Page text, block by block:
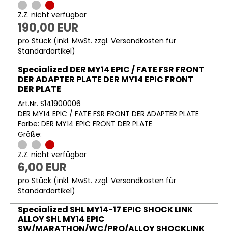
Z.Z. nicht verfügbar
190,00 EUR
pro Stück (inkl. MwSt. zzgl. Versandkosten für
Standardartikel)
Specialized DER MY14 EPIC / FATE FSR FRONT
DER ADAPTER PLATE DER MY14 EPIC FRONT
DER PLATE
Art.Nr. S141900006
DER MY14 EPIC / FATE FSR FRONT DER ADAPTER PLATE
Farbe: DER MY14 EPIC FRONT DER PLATE
Größe:
Z.Z. nicht verfügbar
6,00 EUR
pro Stück (inkl. MwSt. zzgl. Versandkosten für
Standardartikel)
Specialized SHL MY14-17 EPIC SHOCK LINK
ALLOY SHL MY14 EPIC